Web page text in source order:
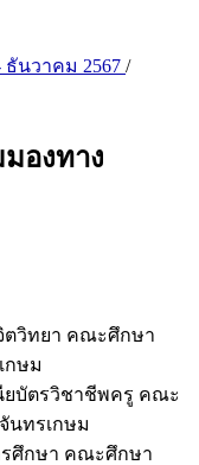
ธันวาคม 2567 /
องทาง
ตวิทยา คณะศึกษา
กษม
บัตรวิชาชีพครู คณะ
นทรเกษม
ศึกษา คณะศึกษา